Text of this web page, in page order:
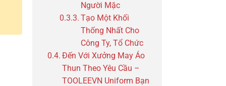
Người Mặc
Tạo Một Khối
Thống Nhất Cho
Công Ty, Tổ Chức
Đến Với Xưởng May Áo
Thun Theo Yêu Cầu –
TOOLEEVN Uniform Bạn